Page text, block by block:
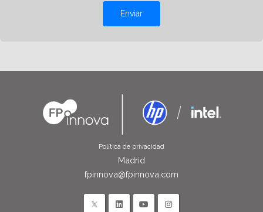
Enviar
Política de privacidad
Madrid
fpinnova@fpinnova.com